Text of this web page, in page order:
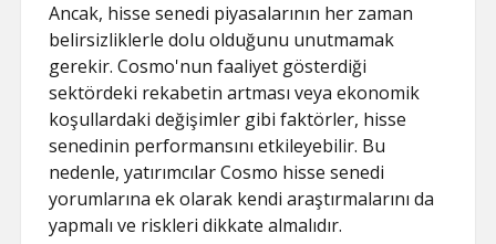
Ancak, hisse senedi piyasalarının her zaman
belirsizliklerle dolu olduğunu unutmamak
gerekir. Cosmo'nun faaliyet gösterdiği
sektördeki rekabetin artması veya ekonomik
koşullardaki değişimler gibi faktörler, hisse
senedinin performansını etkileyebilir. Bu
nedenle, yatırımcılar Cosmo hisse senedi
yorumlarına ek olarak kendi araştırmalarını da
yapmalı ve riskleri dikkate almalıdır.